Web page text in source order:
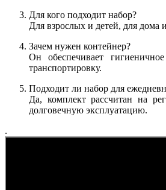
Для кого подходит набор?
Для взрослых и детей, для дома
Зачем нужен контейнер?
Он обеспечивает
транспортировку.
Подходит ли набор для
Да, комплект рассчитан на
долговечную эксплуатацию.
.